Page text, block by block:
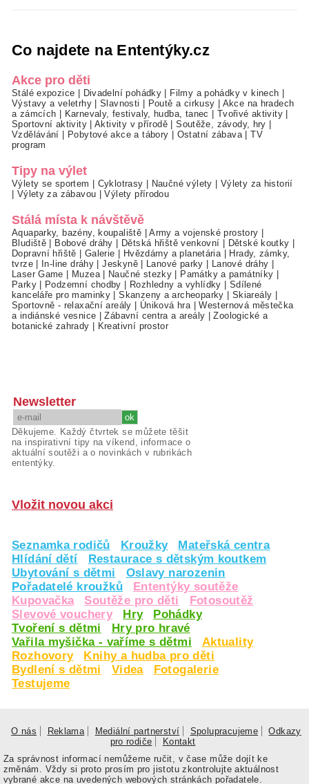
Co najdete na Ententýky.cz
Akce pro děti
Stálé expozice Divadelní pohádky Filmy a pohádky v kinech
Výstavy a veletrhy|Slavnosti Poutě a cirkusy
Akce na hradech
a zámcích
Karnevaly, festivaly, hudba, tanec Tvořivé aktivity
Sportovní aktivity|Aktivity v přírodě |Soutěže, závody, hry
Vzdělávání
Pobytové akce a tábory Ostatní zábava |TV
program
Tipy na výlet
Výlety se sportem Cyklotrasy Naučné výlety
Výlety za historií
Výlety za zábavou |Výlety přírodou
Stálá místa k návštěvě
Aquaparky, bazény, koupaliště |Army a vojenské prostory
Bludiště
Bobové dráhy Dětská hřiště venkovní Dětské koutky
Dopravní hřiště
Galerie Hvězdárny a planetária
Hrady, zámky,
tvrze| In-line dráhy |Jeskyně| Lanové parky Lanové dráhy
Laser Game
Muzea| Naučné stezky Památky a památníky
Parky| Podzemní chodby Rozhledny a vyhlídky
Sdílené
kanceláře pro maminky |Skanzeny a archeoparky Skiareály
Sportovně - relaxační areály
Úniková hra |Westernová městečka
a indiánské vesnice |Zábavní centra a areály |Zoologické a
botanické zahrady
Kreativní prostor
Newsletter
Děkujeme. Každý čtvrtek se můžete těšit
na inspirativní tipy na víkend, informace o
aktuální soutěži a o novinkách v rubrikách
ententýky.
Vložit novou akci
Seznamka rodičů Kroužky
Mateřská centra
Hlídání dětí
Restaurace s dětským koutkem
Ubytování s dětmi
Oslavy narozenin
Pořadatelé kroužků
Ententýky soutěže
Kupovačka
Soutěže pro děti
Fotosoutěž
Slevové vouchery
Hry
Pohádky
Tvoření s dětmi
Hry pro hravé
Vařila myšička - vaříme s dětmi
Aktuality
Rozhovory
Knihy a hudba pro děti
Bydlení s dětmi
Videa
Fotogalerie
Testujeme
O nás Reklama Mediální partnerství Spolupracujeme
Odkazy
pro rodiče
Kontakt
Za správnost informací nemůžeme ručit, v čase může dojít ke
změnám. Vždy si proto prosím pro jistotu zkontrolujte aktuálnost
vybrané akce na uvedených webových stránkách pořadatele.